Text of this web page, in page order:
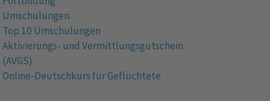
Umschulungen
Top 10 Umschulungen
Aktivierungs- und Vermittlungsgutschein
(AVGS)
Online-Deutschkurs für Geflüchtete